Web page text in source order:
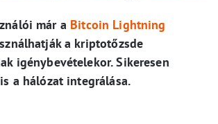
már a Bitcoin Lightning
a kriptotőzsde
igénybevételekor. Sikeresen
a hálózat integrálása.